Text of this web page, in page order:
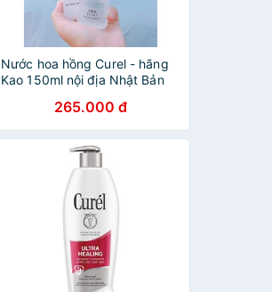
Nước hoa hồng Curel - hãng
Kao 150ml nội địa Nhật Bản
265.000 đ